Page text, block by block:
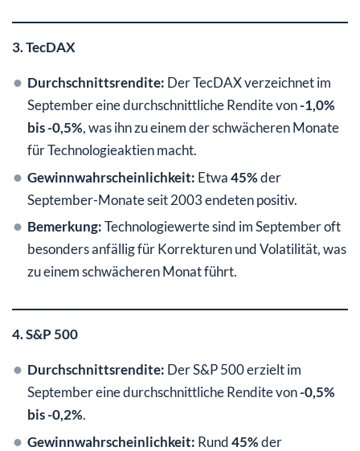
3. TecDAX
Durchschnittsrendite: Der TecDAX verzeichnet im
September eine durchschnittliche Rendite von-1,0%
bis -0,5%, was ihn zu einem der schwächeren Monate
für Technologieaktien macht.
Gewinnwahrscheinlichkeit: Etwa45%der
September-Monate seit 2003 endeten positiv.
Bemerkung:Technologiewerte sind im September oft
besonders anfällig für Korrekturen und Volatilität, was
zu einem schwächeren Monat führt.
4. S&P 500
Durchschnittsrendite: Der S&P 500 erzielt im
September eine durchschnittliche Rendite von-0,5%
bis -0,2%.
Gewinnwahrscheinlichkeit: Rund45%der